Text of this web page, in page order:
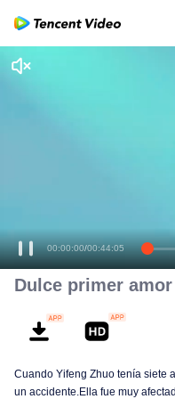
00:00:00/00:44:05
Dulce primer amor
Cuando Yifeng Zhuo tenía siete
un accidente.Ella fue muy